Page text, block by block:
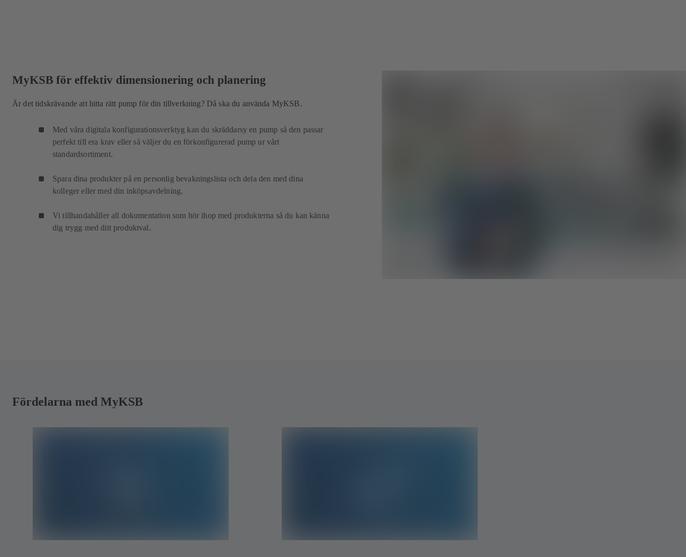
MyKSB för effektiv dimensionering och planering
Är det tidskrävande att hitta rätt pump för din tillverkning? Då ska du använda MyKSB.
Med våra digitala konfigurationsverktyg kan du skräddarsy en pump så den passar
perfekt till era krav eller så väljer du en förkonfigurerad pump ur vårt
standardsortiment.
Spara dina produkter på en personlig bevakningslista och dela den med dina
kolleger eller med din inköpsavdelning.
Vi tillhandahåller all dokumentation som hör ihop med produkterna så du kan känna
dig trygg med ditt produktval.
Fördelarna med MyKSB